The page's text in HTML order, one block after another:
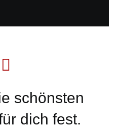
schönsten
dich fest.